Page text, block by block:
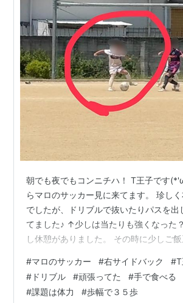
朝でも夜でもコンニチハ！ T王子です
らマロのサッカー見に来てます。 珍し
でしたが、ドリブルで抜いたりパスを出
てました♪ ↑少しは当たりも強くなった
し休憩がありました。 その時に少しご
した。 手で食えばいいと！！（笑） ち
は３位でした。 コーチも褒めてくれたみ
た！ ちなみに課題は体力かな〜 すぐバ
#マロのサッカー #右サイドバック #
# ドリブル #頑張ってた #手で食べる
#課題は体力 #歩幅で３５歩